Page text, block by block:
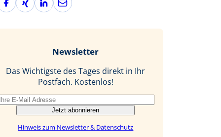
i
i
n
-
l
Newsletter
Das Wichtigste des Tages direkt in Ihr
Postfach. Kostenlos!
Jetzt abonnieren
Hinweis zum Newsletter & Datenschutz